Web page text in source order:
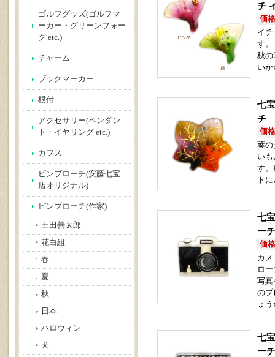
ゴルフグッズ(ゴルフマ
ーカー・グリーンフォー
ク etc.)
チャーム
ブックマーカー
根付
アクセサリー(ペンダン
ト・イヤリング etc.)
カフス
ピンブローチ(安藤七宝
店オリジナル)
ピンブローチ(作家)
土田善太郎
花白組
春
夏
秋
日本
ハロウィン
犬
チ
価
イ
す。
秋の
い
七
チ
価
葉の
い
す。
ト
七
ー
価
カ
ロ
写真
のプ
ょ
七
ー